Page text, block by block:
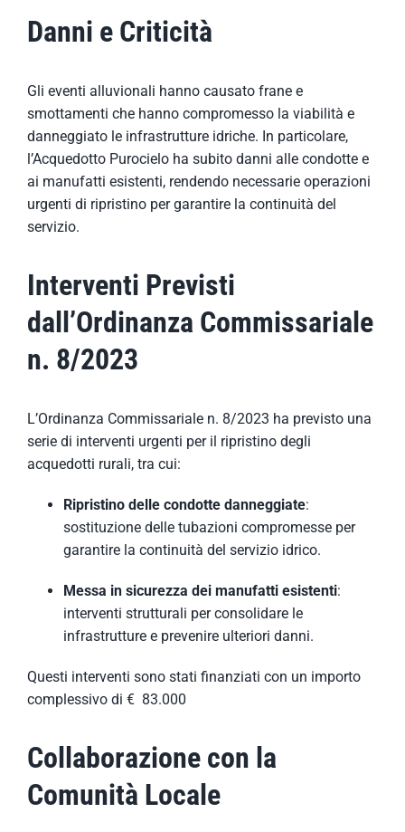
Danni e Criticità
Gli eventi alluvionali hanno causato frane e
smottamenti che hanno compromesso la viabilità e
danneggiato le infrastrutture idriche. In particolare,
l’Acquedotto Purocielo ha subito danni alle condotte e
ai manufatti esistenti, rendendo necessarie operazioni
urgenti di ripristino per garantire la continuità del
servizio.
Interventi Previsti
dall’Ordinanza Commissariale
n. 8/2023
L’Ordinanza Commissariale n. 8/2023 ha previsto una
serie di interventi urgenti per il ripristino degli
acquedotti rurali, tra cui:
Ripristino delle condotte danneggiate:
sostituzione delle tubazioni compromesse per
garantire la continuità del servizio idrico.
Messa in sicurezza dei manufatti esistenti:
interventi strutturali per consolidare le
infrastrutture e prevenire ulteriori danni.
Questi interventi sono stati finanziati con un importo
complessivo di €83.000
Collaborazione con la
Comunità Locale